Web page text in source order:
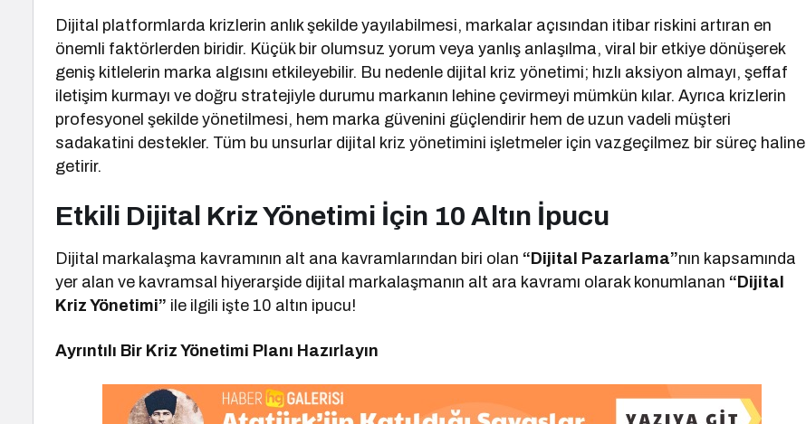
Dijital platformlarda krizlerin anlık şekilde yayılabilmesi, markalar açısından itibar riskini artıran en
önemli faktörlerden biridir. Küçük bir olumsuz yorum veya yanlış anlaşılma, viral bir etkiye dönüşerek
geniş kitlelerin marka algısını etkileyebilir. Bu nedenle dijital kriz yönetimi; hızlı aksiyon almayı, şeffaf
iletişim kurmayı ve doğru stratejiyle durumu markanın lehine çevirmeyi mümkün kılar. Ayrıca krizlerin
profesyonel şekilde yönetilmesi, hem marka güvenini güçlendirir hem de uzun vadeli müşteri
sadakatini destekler. Tüm bu unsurlar dijital kriz yönetimini işletmeler için vazgeçilmez bir süreç haline
getirir.
Etkili Dijital Kriz Yönetimi İçin 10 Altın İpucu
Dijital markalaşma kavramının alt ana kavramlarından biri olan “Dijital Pazarlama”nın kapsamında
yer alan ve kavramsal hiyerarşide dijital markalaşmanın alt ara kavramı olarak konumlanan “Dijital
Kriz Yönetimi” ile ilgili işte 10 altın ipucu!
Ayrıntılı Bir Kriz Yönetimi Planı Hazırlayın